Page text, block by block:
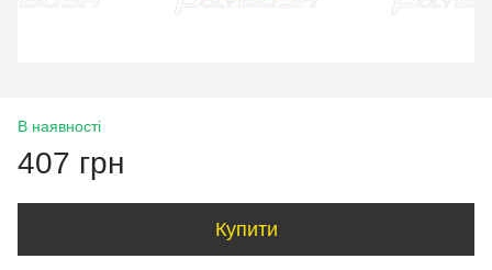
В наявності
407 грн
Купити